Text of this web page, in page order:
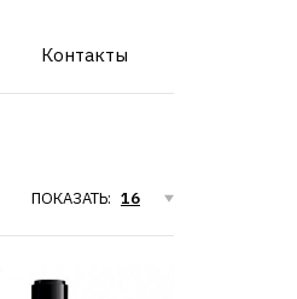
Контакты
ПОКАЗАТЬ: